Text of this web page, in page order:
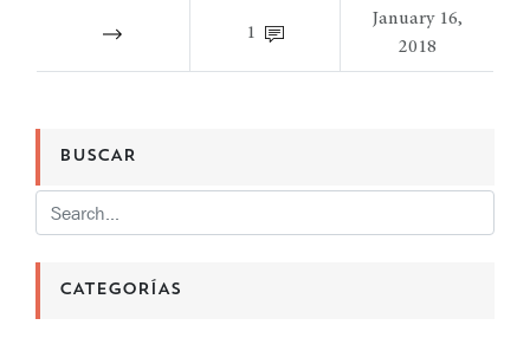
1
January 16,
2018
BUSCAR
CATEGORÍAS